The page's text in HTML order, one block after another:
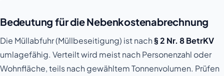
Bedeutung für die Nebenkostenabrechnung
Die Müllabfuhr (Müllbeseitigung) ist nach § 2 Nr. 8 BetrKV
umlagefähig. Verteilt wird meist nach Personenzahl oder
Wohnfläche, teils nach gewähltem Tonnenvolumen. Prüfen